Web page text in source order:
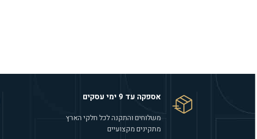
אספקה עד 9 ימי עסקים
משלוחים והתקנה לכל חלקי הארץ
מתקינים מקצועיים